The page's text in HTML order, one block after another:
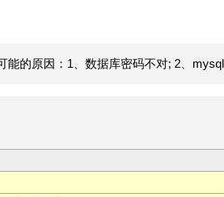
的原因：1、数据库密码不对; 2、mysql